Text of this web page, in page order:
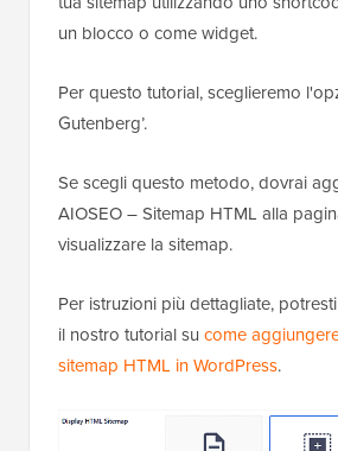
un blocco o come widget.
Per questo tutorial, sceglieremo
Gutenberg’.
Se scegli questo metodo, dovrai
AIOSEO – Sitemap HTML alla
visualizzare la sitemap.
Per istruzioni più dettagliate,
il nostro tutorial su come
sitemap HTML in WordPress.